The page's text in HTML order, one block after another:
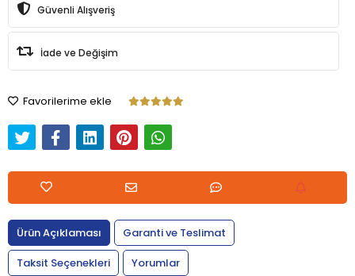
Güvenli Alışveriş
İade ve Değişim
Favorilerime ekle
Ürün Açıklaması
Garanti ve Teslimat
Taksit Seçenekleri
Yorumlar